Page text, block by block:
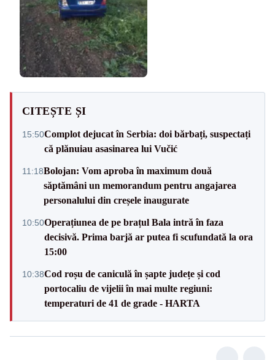
CITEȘTE ȘI
15:50Complot dejucat în Serbia: doi bărbați, suspectați
că plănuiau asasinarea lui Vučić
11:18Bolojan: Vom aproba în maximum două
săptămâni un memorandum pentru angajarea
personalului din creșele inaugurate
10:50Operațiunea de pe brațul Bala intră în faza
decisivă. Prima barjă ar putea fi scufundată la ora
15:00
10:38Cod roșu de caniculă în șapte județe și cod
portocaliu de vijelii în mai multe regiuni:
temperaturi de 41 de grade - HARTA